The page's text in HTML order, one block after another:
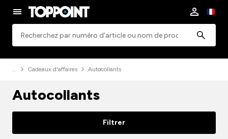
Cadeaux d'affaires Autocollants
Autocollants
Filtrer